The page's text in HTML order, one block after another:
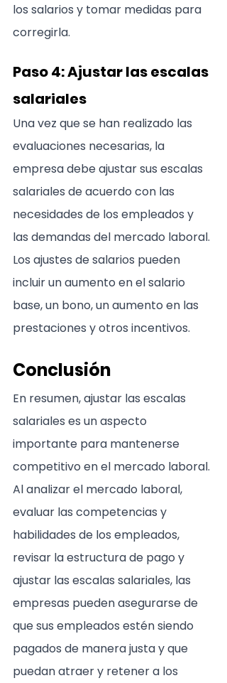
los salarios y tomar medidas para
corregirla.
Paso 4: Ajustar las escalas
salariales
Una vez que se han realizado las
evaluaciones necesarias, la
empresa debe ajustar sus escalas
salariales de acuerdo con las
necesidades de los empleados y
las demandas del mercado laboral.
Los ajustes de salarios pueden
incluir un aumento en el salario
base, un bono, un aumento en las
prestaciones y otros incentivos.
Conclusión
En resumen, ajustar las escalas
salariales es un aspecto
importante para mantenerse
competitivo en el mercado laboral.
Al analizar el mercado laboral,
evaluar las competencias y
habilidades de los empleados,
revisar la estructura de pago y
ajustar las escalas salariales, las
empresas pueden asegurarse de
que sus empleados estén siendo
pagados de manera justa y que
puedan atraer y retener a los